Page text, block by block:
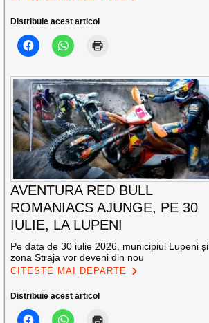
Distribuie acest articol
AVENTURA RED BULL
ROMANIACS AJUNGE, PE 30
IULIE, LA LUPENI
Pe data de 30 iulie 2026, municipiul Lupeni și
zona Straja vor deveni din nou
CITEȘTE MAI DEPARTE
Distribuie acest articol